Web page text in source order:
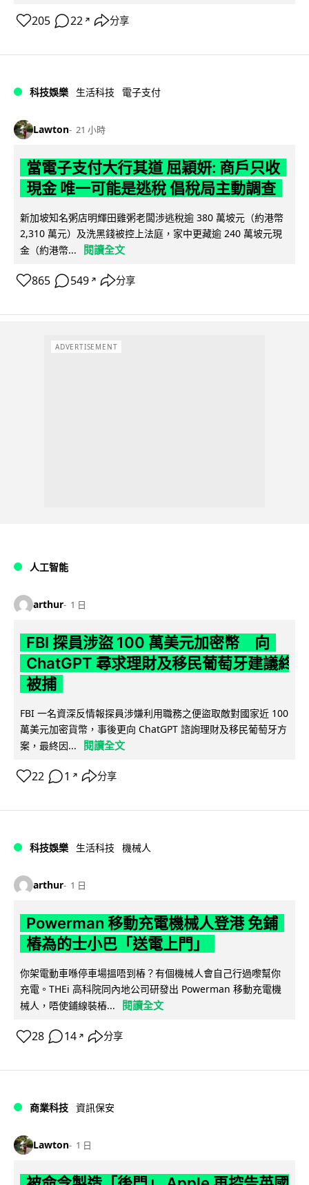
205 22 ↗ 分享
科技娛樂 生活科技 電子支付
Lawton 21 小時
當電子支付大行其道 屈穎妍: 商戶只收
現金 唯一可能是逃稅 倡稅局主動調查
新加坡知名粥店明輝田雞粥老闆涉逃稅逾 380 萬坡元（約港幣
2,310 萬元）及洗黑錢被控上法庭，家中更藏逾 240 萬坡元現
金（約港幣...
閱讀全文
865 549 ↗ 分享
ADVERTISEMENT
人工智能
arthur 1 日
FBI 探員涉盜 100 萬美元加密幣 向
ChatGPT 尋求理財及移民葡萄牙建議終
被捕
FBI 一名資深反情報探員涉嫌利用職務之便盜取敵對國家近 100
萬美元加密貨幣，事後更向 ChatGPT 諮詢理財及移民葡萄牙方
案，最終因...
閱讀全文
22 1 ↗ 分享
科技娛樂 生活科技 機械人
arthur 1 日
Powerman 移動充電機械人登港 免鋪
樁為的士小巴「送電上門」
你架電動車喺停車場搵唔到樁？有個機械人會自己行過嚟幫你
充電。THEi 高科院同內地公司研發出 Powerman 移動充電機
械人，唔使鋪線裝樁...
閱讀全文
28 14 ↗ 分享
商業科技 資訊保安
Lawton 1 日